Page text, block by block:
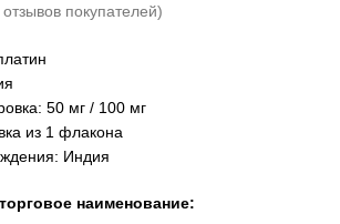
отзывов покупателей)
50 мг / 100 мг
из 1 флакона
Индия
торговое наименование: